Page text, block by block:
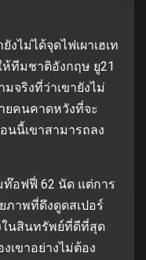
งไม่ได้จุดไฟเผาเฮเท
ทีมชาติอังกฤษ ยู21
จริงที่ว่าเขายังไม่
ยคนคาดหวังที่จะ
นนี้เขาสามารถลง
อฟฟี่ 62 นัด แต่การ
ภาพที่ดึงดูดสเปอร์
นสินทรัพย์ที่ดีที่สุด
เขาอย่างไม่ต้อง